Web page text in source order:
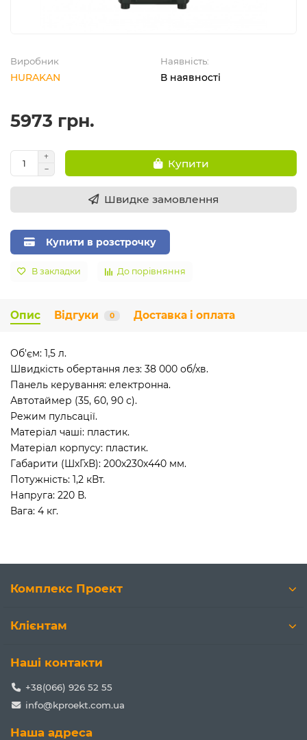
Виробник
HURAKAN
Наявність:
В наявності
5973 грн.
Купити
Швидке замовлення
Купити в розстрочку
В закладки До порівняння
Опис Відгуки 0 Доставка і оплата
Об'єм: 1,5 л.
Швидкість обертання лез: 38 000 об/хв.
Панель керування: електронна.
Автотаймер (35, 60, 90 с).
Режим пульсації.
Матеріал чаші: пластик.
Матеріал корпусу: пластик.
Габарити (ШхГхВ): 200х230х440 мм.
Потужність: 1,2 кВт.
Напруга: 220 В.
Вага: 4 кг.
Комплекс Проект
Клієнтам
Наші контакти
+38(066) 926 52 55
info@kproekt.com.ua
Наша адреса